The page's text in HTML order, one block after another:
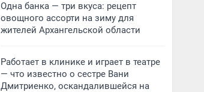
Одна банка — три вкуса: рецепт
овощного ассорти на зиму для
жителей Архангельской области
Работает в клинике и играет в театре
— что известно о сестре Вани
Дмитриенко, оскандалившейся на